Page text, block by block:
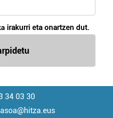
irakurri eta onartzen dut.
34 03 30